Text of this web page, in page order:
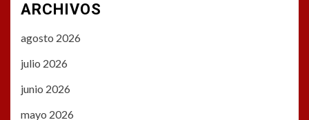
ARCHIVOS
agosto 2026
julio 2026
junio 2026
mayo 2026